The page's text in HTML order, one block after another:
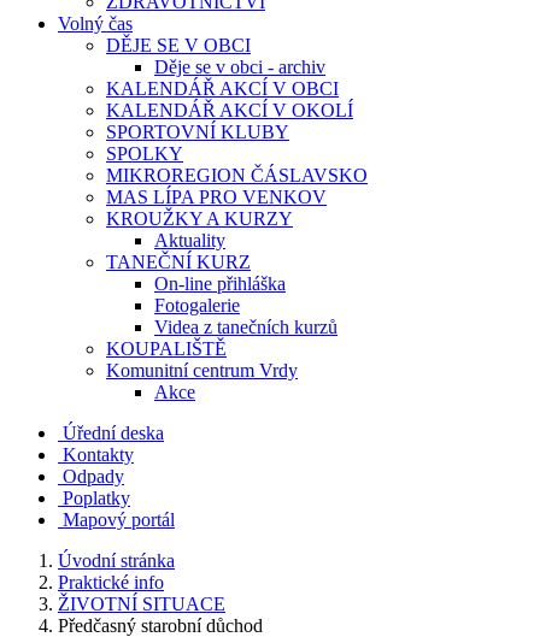
Volný čas
DĚJE SE V OBCI
Děje se v obci - archiv
KALENDÁŘ AKCÍ V OBCI
KALENDÁŘ AKCÍ V OKOLÍ
SPORTOVNÍ KLUBY
SPOLKY
MIKROREGION ČÁSLAVSKO
MAS LÍPA PRO VENKOV
KROUŽKY A KURZY
Aktuality
TANEČNÍ KURZ
On-line přihláška
Fotogalerie
Videa z tanečních kurzů
KOUPALIŠTĚ
Komunitní centrum Vrdy
Akce
Úřední deska
Kontakty
Odpady
Poplatky
Mapový portál
Úvodní stránka
Praktické info
ŽIVOTNÍ SITUACE
Předčasný starobní důchod